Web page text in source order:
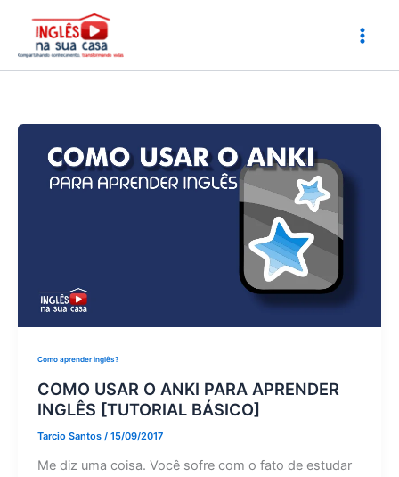
conteúdo
Como aprender inglês?
COMO USAR O ANKI PARA APRENDER
INGLÊS [TUTORIAL BÁSICO]
Tarcio Santos / 15/09/2017
Me diz uma coisa. Você sofre com o fato de estudar